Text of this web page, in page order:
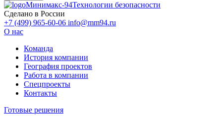
Минимакс-94Технологии безопасности
Сделано в России
+7 (499) 965-60-06 info@mm94.ru
О нас
Команда
История компании
География проектов
Работа в компании
Спецпроекты
Контакты
Готовые решения